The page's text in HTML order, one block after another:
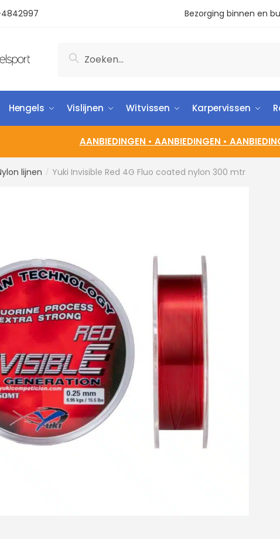
4842997 Bezorging binnen en
Zoeken
Hengels Vislijnen Witvissen Karpervissen
AANBIEDINGEN • AANBIEDINGEN •
lijnen / Yuki Invisible Red 4G Fluo coated nylon 300 mtr